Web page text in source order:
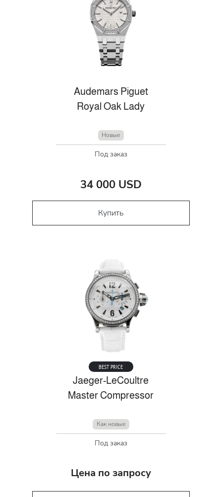
Audemars Piguet
Royal Oak Lady
Новые
Под заказ
34 000 USD
Купить
BEST PRICE
Jaeger-LeCoultre
Master Compressor
Как новые
Под заказ
Цена по запросу